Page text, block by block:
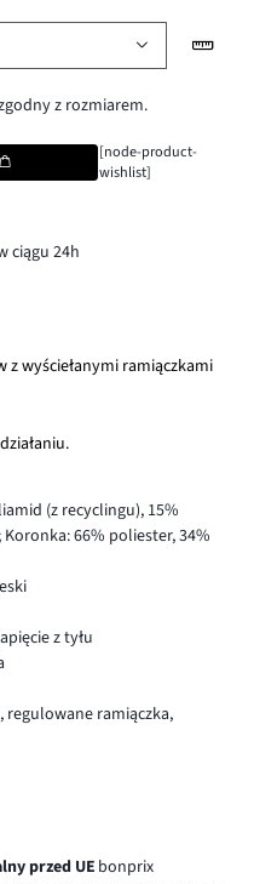
z rozmiarem.
[node-product-
wishlist]
ciągu 24h
z wyściełanymi ramiączkami
(z recyclingu), 15%
66% poliester, 34%
z tyłu
ramiączka,
przed UE bonprix